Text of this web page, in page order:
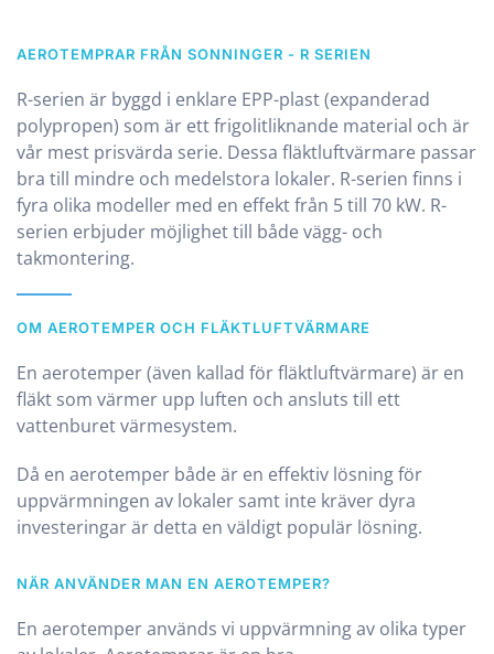
AEROTEMPRAR FRÅN SONNINGER - R SERIEN
R-serien är byggd i enklare EPP-plast (expanderad
polypropen) som är ett frigolitliknande material och är
vår mest prisvärda serie. Dessa fläktluftvärmare passar
bra till mindre och medelstora lokaler. R-serien finns i
fyra olika modeller med en effekt från 5 till 70 kW. R-
serien erbjuder möjlighet till både vägg- och
takmontering.
OM AEROTEMPER OCH FLÄKTLUFTVÄRMARE
En aerotemper (även kallad för fläktluftvärmare) är en
fläkt som värmer upp luften och ansluts till ett
vattenburet värmesystem.
Då en aerotemper både är en effektiv lösning för
uppvärmningen av lokaler samt inte kräver dyra
investeringar är detta en väldigt populär lösning.
NÄR ANVÄNDER MAN EN AEROTEMPER?
En aerotemper används vi uppvärmning av olika typer